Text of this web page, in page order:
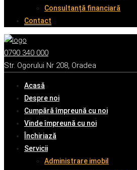
Consultanță financiară
Contact
0790 340 000
Str. Ogorului Nr 208, Oradea
Acasă
Despre noi
Cumpără împreună cu noi
Vinde împreună cu noi
Închiriază
Servicii
Administrare imobil